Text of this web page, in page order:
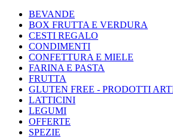
BEVANDE
BOX FRUTTA E VERDURA
CESTI REGALO
CONDIMENTI
CONFETTURA E MIELE
FARINA E PASTA
FRUTTA
GLUTEN FREE - PRODOTTI
LATTICINI
LEGUMI
OFFERTE
SPEZIE